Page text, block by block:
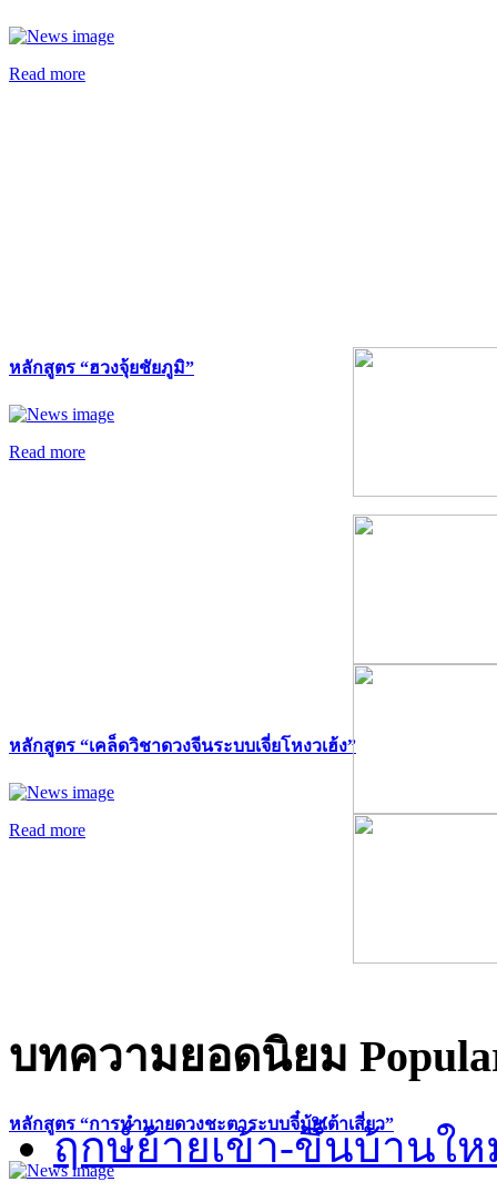
Read more
หลักสูตร “ฮวงจุ้ยชัยภูมิ”
Read more
หลักสูตร “เคล็ดวิชาดวงจีนระบบเจี่ยโหงวเฮ้ง”
Read more
หลักสูตร “การทำนายดวงชะตาระบบจี๋มุ้ยเต้าเสี่ยว”
บทความยอดนิยม
ฤกษ์ย้ายเข้า-ขึ้นบ้านให